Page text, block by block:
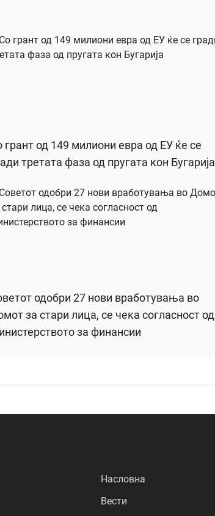
грант од 149 милиони евра од ЕУ ќе се
третата фаза од пругата кон Бугарија
одобри 27 нови вработувања во
за стари лица, се чека согласност од
за финансии
Насловна
Вести